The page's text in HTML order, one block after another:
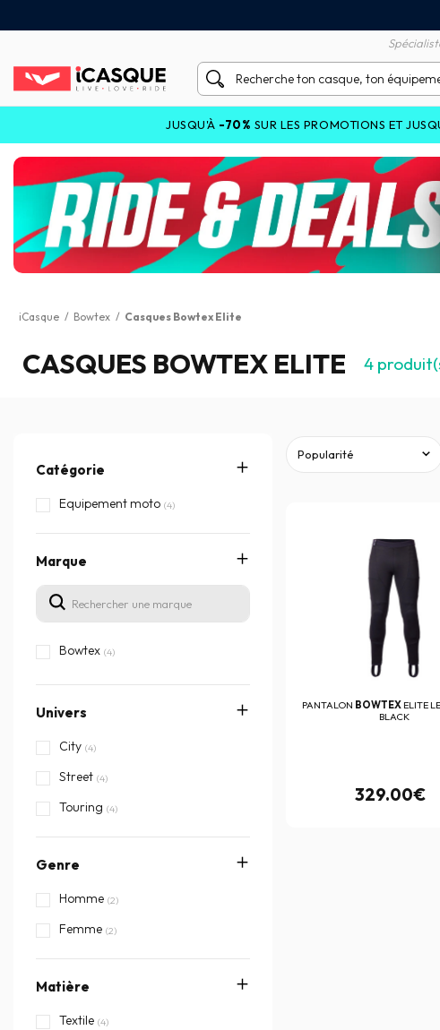
JUSQU'À-70%SUR LES PROMOTIONS ET JUSQU'À-25%
iCasque / Bowtex / Casques Bowtex Elite
CASQUES BOWTEX ELITE 4
Catégorie
Equipement moto (4)
Marque
Bowtex (4)
Univers
City (4)
Street (4)
Touring (4)
Genre
Homme (2)
Femme (2)
Matière
Textile (4)
PANTALON BOWTEX ELITE
BLACK
329.00€